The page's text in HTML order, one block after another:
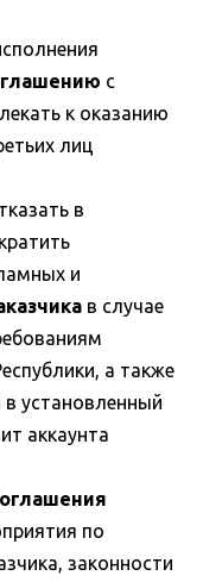
с
к оказанию
лиц
в
и
в случае
а также
в установленный
аккаунта
по
законности